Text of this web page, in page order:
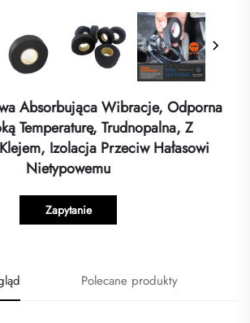
Absorbująca Wibracje, Odporna
Temperaturę, Trudnopalna, Z
Izolacja Przeciw Hałasowi
Nietypowemu
Zapytanie
Polecane produkty